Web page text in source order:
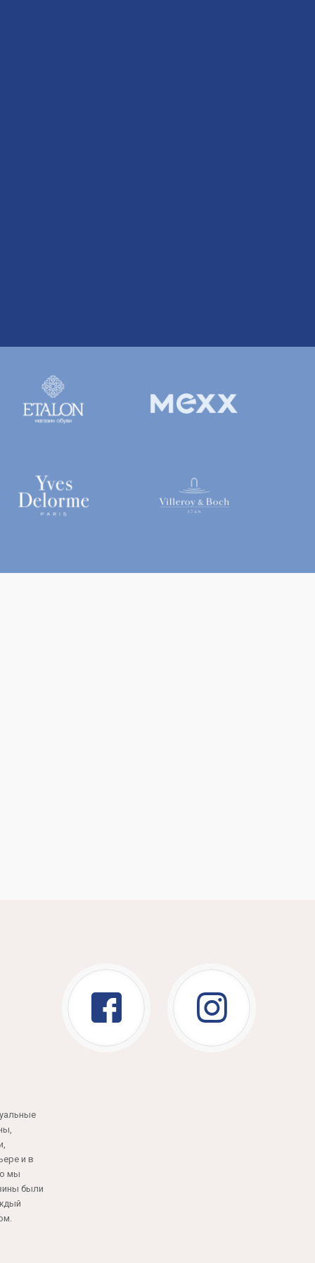
и в
мы
были